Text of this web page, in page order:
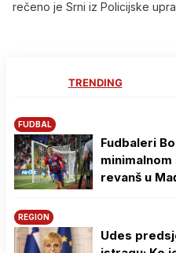
rečeno je Srni iz Policijske
TRENDING
FUDBAL
Fudbaleri
revanš u
REGION
Udes